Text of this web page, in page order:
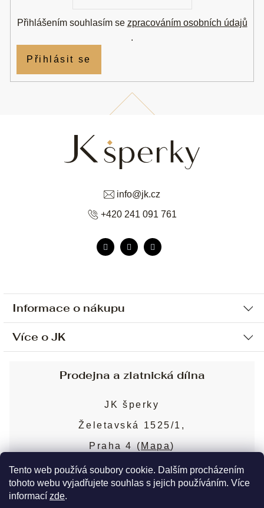
Tento web používá soubory cookie. Dalším procházením
tohoto webu vyjadřujete souhlas s jejich používáním. Více
informací zde.
Informace o nákupu
Ochrana osobních údajů
Sjednání osobní schůzky
Obchodní podmínky
Puncovní značky
Více o JK
Blog
Nejčastější dotazy
info@jk.cz
+420 241 091 761
Přihlášením souhlasím se zpracováním osobních údajů
.
Přihlásit se
Prodejna a zlatnická dílna
JK šperky
Želetavská 1525/1,
Praha 4 ( Mapa)
Více o prodejně